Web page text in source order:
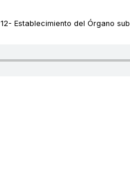
12- Establecimiento del Órgano